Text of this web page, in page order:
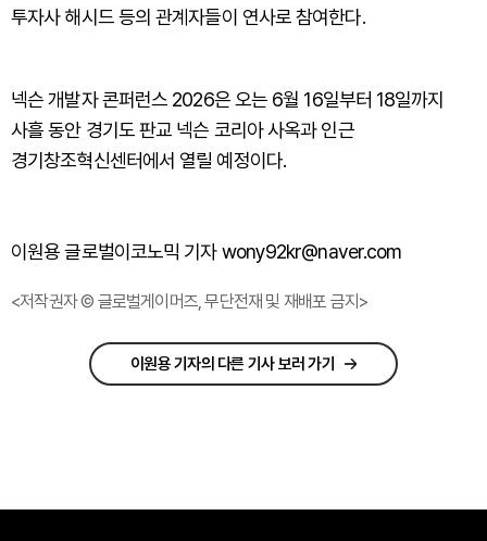
투자사 해시드 등의 관계자들이 연사로 참여한다.
넥슨 개발자 콘퍼런스 2026은 오는 6월 16일부터 18일까지
사흘 동안 경기도 판교 넥슨 코리아 사옥과 인근
경기창조혁신센터에서 열릴 예정이다.
이원용 글로벌이코노믹 기자 wony92kr@naver.com
<저작권자 © 글로벌게이머즈, 무단전재 및 재배포 금지>
이원용 기자의 다른 기사 보러 가기